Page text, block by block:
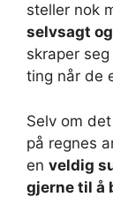
steller nok
selvsagt
skraper
ting når de
Selv om
på regnes
en veldig
gjerne til å